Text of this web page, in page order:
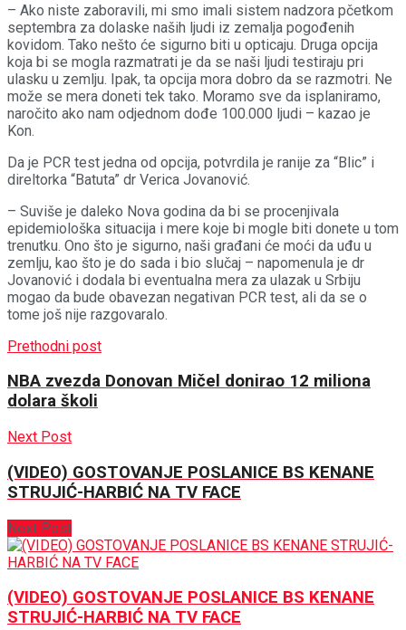
– Ako niste zaboravili, mi smo imali sistem nadzora pčetkom
septembra za dolaske naših ljudi iz zemalja pogođenih
kovidom. Tako nešto će sigurno biti u opticaju. Druga opcija
koja bi se mogla razmatrati je da se naši ljudi testiraju pri
ulasku u zemlju. Ipak, ta opcija mora dobro da se razmotri. Ne
može se mera doneti tek tako. Moramo sve da isplaniramo,
naročito ako nam odjednom dođe 100.000 ljudi – kazao je
Kon.
Da je PCR test jedna od opcija, potvrdila je ranije za “Blic” i
direltorka “Batuta” dr Verica Jovanović.
– Suviše je daleko Nova godina da bi se procenjivala
epidemiološka situacija i mere koje bi mogle biti donete u tom
trenutku. Ono što je sigurno, naši građani će moći da uđu u
zemlju, kao što je do sada i bio slučaj – napomenula je dr
Jovanović i dodala bi eventualna mera za ulazak u Srbiju
mogao da bude obavezan negativan PCR test, ali da se o
tome još nije razgovaralo.
Prethodni post
NBA zvezda Donovan Mičel donirao 12 miliona
dolara školi
Next Post
(VIDEO) GOSTOVANJE POSLANICE BS KENANE
STRUJIĆ-HARBIĆ NA TV FACE
Next Post
(VIDEO) GOSTOVANJE POSLANICE BS KENANE
STRUJIĆ-HARBIĆ NA TV FACE